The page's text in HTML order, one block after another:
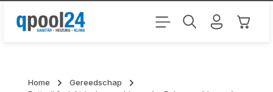
Ga naar de hoofdinhoud
Home
Gereedschap